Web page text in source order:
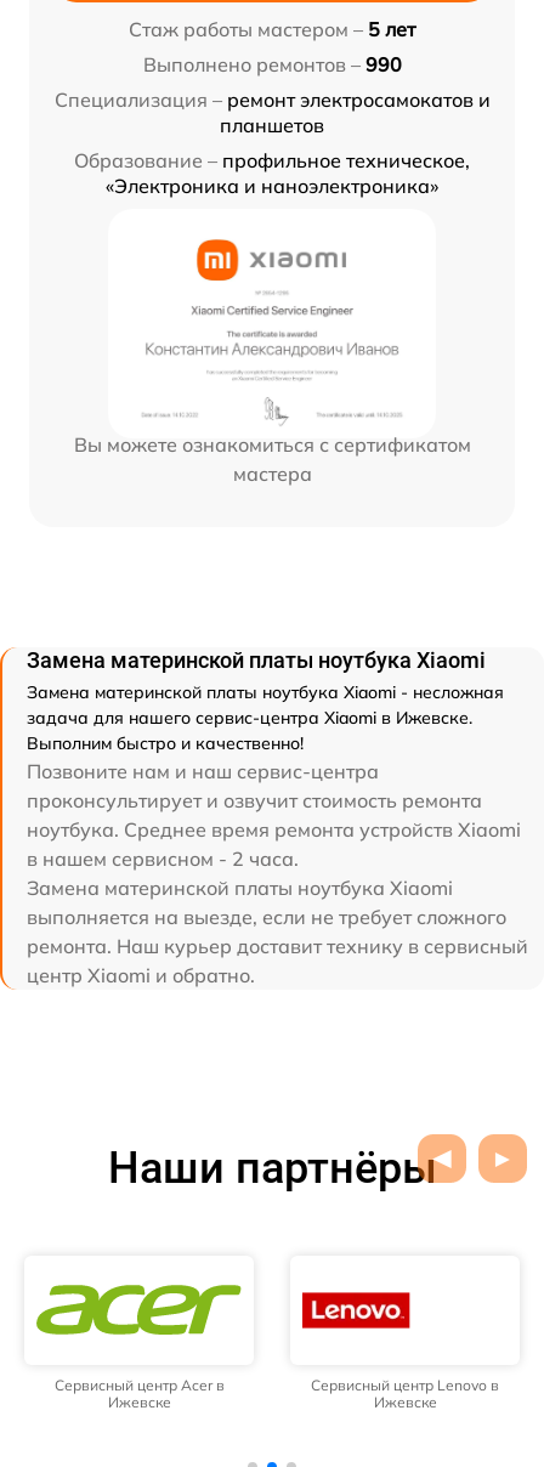
Стаж работы мастером – 5 лет
Выполнено ремонтов – 990
Специализация – ремонт электросамокатов и
планшетов
Образование – профильное техническое,
«Электроника и наноэлектроника»
Вы можете ознакомиться с сертификатом
мастера
Замена материнской платы ноутбука Xiaomi
Замена материнской платы ноутбука Xiaomi - несложная
задача для нашего сервис-центра Xiaomi в Ижевске.
Выполним быстро и качественно!
Позвоните нам и наш сервис-центра
проконсультирует и озвучит стоимость ремонта
ноутбука. Среднее время ремонта устройств Xiaomi
в нашем сервисном - 2 часа.
Замена материнской платы ноутбука Xiaomi
выполняется на выезде, если не требует сложного
ремонта. Наш курьер доставит технику в сервисный
центр Xiaomi и обратно.
Наши партнёры
Сервисный центр Acer в
Ижевске
Сервисный центр Lenovo в
Ижевске